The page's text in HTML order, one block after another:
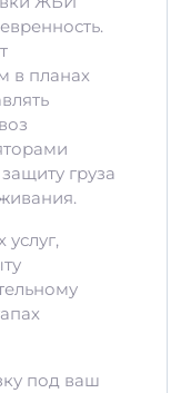
в планах
груза
под ваш